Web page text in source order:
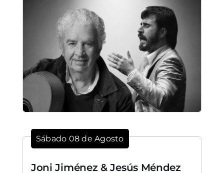
Sábado 08 de Agosto
Joni Jiménez & Jesús Méndez